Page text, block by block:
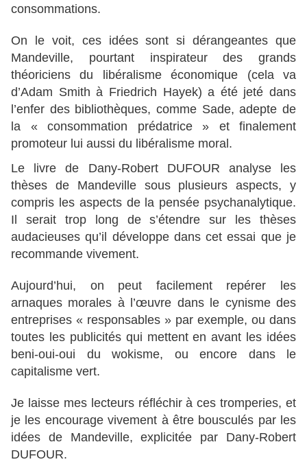
consommations.
On le voit, ces idées sont si dérangeantes que
Mandeville, pourtant inspirateur des grands
théoriciens du libéralisme économique (cela va
d’Adam Smith à Friedrich Hayek) a été jeté dans
l’enfer des bibliothèques, comme Sade, adepte de
la « consommation prédatrice » et finalement
promoteur lui aussi du libéralisme moral.
Le livre de Dany-Robert DUFOUR analyse les
thèses de Mandeville sous plusieurs aspects, y
compris les aspects de la pensée psychanalytique.
Il serait trop long de s’étendre sur les thèses
audacieuses qu’il développe dans cet essai que je
recommande vivement.
Aujourd’hui, on peut facilement repérer les
arnaques morales à l’œuvre dans le cynisme des
entreprises « responsables » par exemple, ou dans
toutes les publicités qui mettent en avant les idées
beni-oui-oui du wokisme, ou encore dans le
capitalisme vert.
Je laisse mes lecteurs réfléchir à ces tromperies, et
je les encourage vivement à être bousculés par les
idées de Mandeville, explicitée par Dany-Robert
DUFOUR.